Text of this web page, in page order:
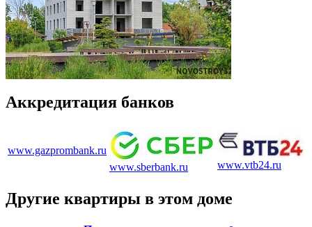
Аккредитация банков
www.gazprombank.ru
www.sberbank.ru
www.vtb24.ru
Другие квартиры в этом доме